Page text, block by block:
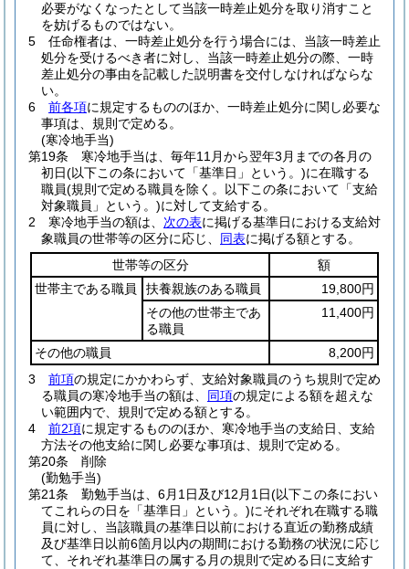
必要がなくなったとして当該一時差止処分を取り消すこと
を妨げるものではない。
5
任命権者は、一時差止処分を行う場合には、当該一時差止
処分を受けるべき者に対し、当該一時差止処分の際、一時
差止処分の事由を記載した説明書を交付しなければならな
い。
6
前各項に規定するもののほか、一時差止処分に関し必要な
事項は、規則で定める。
(寒冷地手当)
第19条
寒冷地手当は、毎年11月から翌年3月までの各月の
初日(以下この条において「基準日」という。)に在職する
職員(規則で定める職員を除く。以下この条において「支給
対象職員」という。)に対して支給する。
2
寒冷地手当の額は、 次の表に掲げる基準日における支給対
象職員の世帯等の区分に応じ、 同表に掲げる額とする。
世帯等の区分
額
世帯主である職員
扶養親族のある職員
19,800円
その他の世帯主であ
る職員
11,400円
その他の職員
8,200円
3
前項の規定にかかわらず、支給対象職員のうち規則で定め
る職員の寒冷地手当の額は、 同項の規定による額を超えな
い範囲内で、規則で定める額とする。
4
前2項に規定するもののほか、寒冷地手当の支給日、支給
方法その他支給に関し必要な事項は、規則で定める。
第20条
削除
(勤勉手当)
第21条
勤勉手当は、6月1日及び12月1日(以下この条におい
てこれらの日を「基準日」という。)にそれぞれ在職する職
員に対し、当該職員の基準日以前における直近の勤務成績
及び基準日以前6箇月以内の期間における勤務の状況に応じ
て、それぞれ基準日の属する月の規則で定める日に支給す